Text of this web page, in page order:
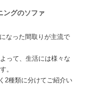
ングのソファ
なった間取りが主流で
って、生活には様々な
。
2種類に分けてご紹介い